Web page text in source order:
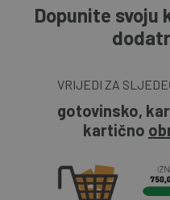
Dopunite svoju
VRIJEDI ZA
gotovinsko,
kartično